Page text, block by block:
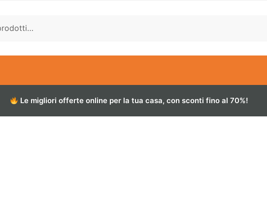
Le migliori offerte online per la tua casa, con sconti fino al 70%!